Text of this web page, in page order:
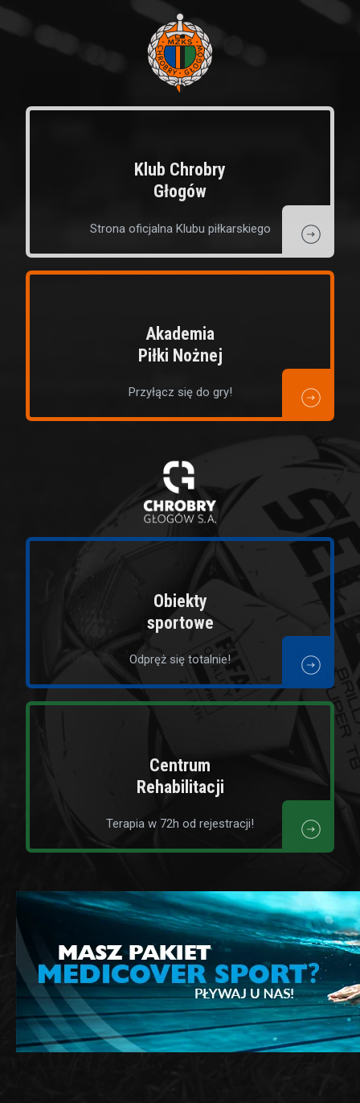
Obiekty
sportowe
Odpręż się totalnie!
Centrum
Rehabilitacji
Terapia w 72h od rejestracji!
Klub Chrobry
Głogów
Strona oficjalna Klubu piłkarskiego
Akademia
Piłki Nożnej
Przyłącz się do gry!